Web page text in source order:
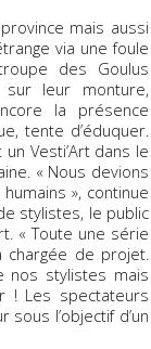
mais aussi
via une foule
des Goulus
sur leur monture,
la présence
tente d’éduquer.
Vesti’Art dans le
« Nous devions
», continue
stylistes, le public
« Toute une série
chargée de projet.
nos stylistes mais
! Les spectateurs
l’objectif d’un